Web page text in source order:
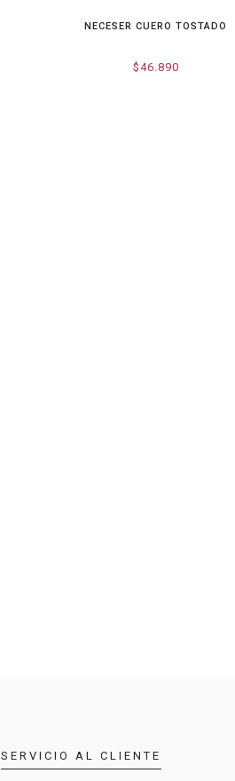
NECESER CUERO TOSTADO
$46.890
SERVICIO AL CLIENTE